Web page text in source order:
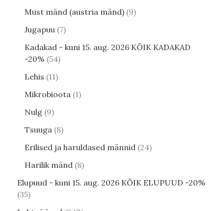
Must mänd (austria mänd) 9
Jugapuu 7
Kadakad - kuni 15. aug. 2026 KÕIK KADAKAD
-20% 54
Lehis 11
Mikrobioota 1
Nulg 9
Tsuuga 8
Erilised ja haruldased männid 24
Harilik mänd 8
Elupuud - kuni 15. aug. 2026 KÕIK ELUPUUD -20%
35